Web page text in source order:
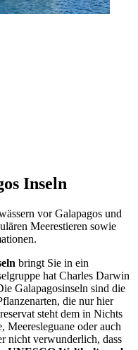
Inseln
vor Galapagos und
Meerestieren sowie
bringt Sie in ein
hat Charles Darwin
Galapagosinseln sind die
die nur hier
steht dem in Nichts
Meeresleguane oder auch
nicht verwunderlich, dass